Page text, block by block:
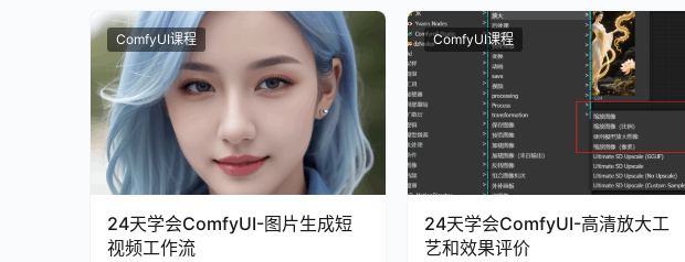
ComfyUI课程
24天学会ComfyUI-图片生成短
视频工作流
ComfyUI课程
24天学会ComfyUI-高清放大工
艺和效果评价